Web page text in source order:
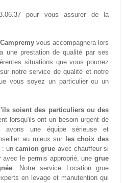
pour vous assurer de la
vous accompagnera lors
une prestation de qualité par ses
situations que vous pourrez
notre service de qualité et notre
vous soyez un particulier ou un
soient des particuliers ou des
lorsqu'ils ont un besoin urgent de
avons une équipe sérieuse et
au mieux sur
les choix des
: uncamion grue avec chauffeur si
avec le permis approprié, unegrue
. Notre service Location grue
en levage et manutention qui